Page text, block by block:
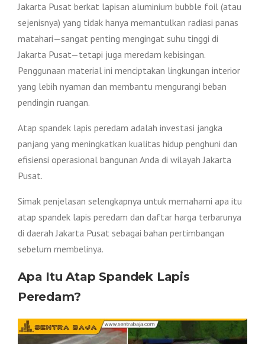
Jakarta Pusat berkat lapisan aluminium bubble foil (atau
sejenisnya) yang tidak hanya memantulkan radiasi panas
matahari—sangat penting mengingat suhu tinggi di
Jakarta Pusat—tetapi juga meredam kebisingan.
Penggunaan material ini menciptakan lingkungan interior
yang lebih nyaman dan membantu mengurangi beban
pendingin ruangan.
Atap spandek lapis peredam adalah investasi jangka
panjang yang meningkatkan kualitas hidup penghuni dan
efisiensi operasional bangunan Anda di wilayah Jakarta
Pusat.
Simak penjelasan selengkapnya untuk memahami apa itu
atap spandek lapis peredam dan daftar harga terbarunya
di daerah Jakarta Pusat sebagai bahan pertimbangan
sebelum membelinya.
Apa Itu Atap Spandek Lapis
Peredam?